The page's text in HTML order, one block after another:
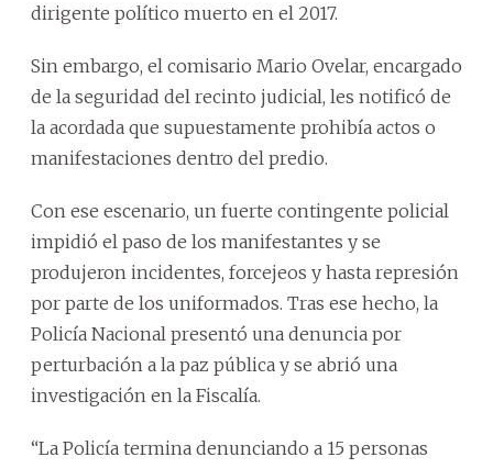
dirigente político muerto en el 2017.
Sin embargo, el comisario Mario Ovelar, encargado
de la seguridad del recinto judicial, les notificó de
la acordada que supuestamente prohibía actos o
manifestaciones dentro del predio.
Con ese escenario, un fuerte contingente policial
impidió el paso de los manifestantes y se
produjeron incidentes, forcejeos y hasta represión
por parte de los uniformados. Tras ese hecho, la
Policía Nacional presentó una denuncia por
perturbación a la paz pública y se abrió una
investigación en la Fiscalía.
“La Policía termina denunciando a 15 personas